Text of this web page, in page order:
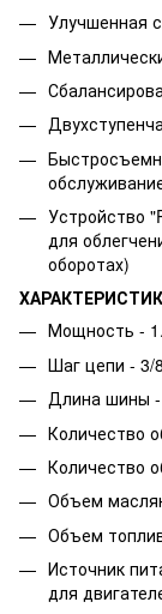
Улучшенная
Устройство
для
оборотах)
Мощность -
Шаг цепи - 3/
Длина шины
Количество
Количество
Объем
Объем
Источник
для